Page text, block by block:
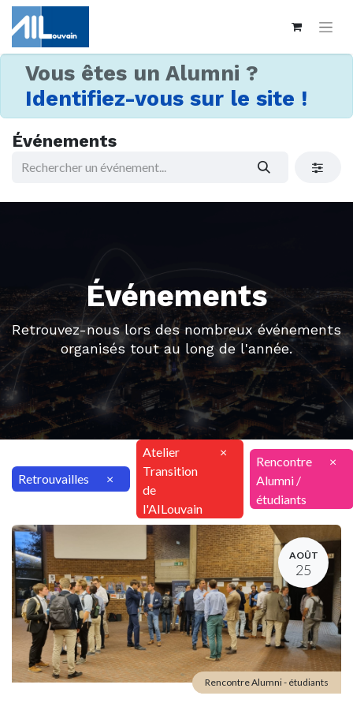
Vous êtes un Alumni ?
Identifiez-vous sur le site !
Événements
Événements
Retrouvez-nous lors des nombreux événements
organisés tout au long de l'année.
Retrouvailles ×
Atelier
Transition
de
l'AILouvain
×
Rencontre
Alumni /
étudiants
×
AOÛT
25
Rencontre Alumni - étudiants